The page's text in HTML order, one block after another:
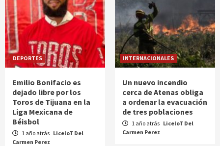
DEPORTES
Emilio Bonifacio es
dejado libre por los
Toros de Tijuana en la
Liga Mexicana de
Béisbol
1 año atrás LiceloT Del
Carmen Perez
INTERNACIONALES
Un nuevo incendio
cerca de Atenas obliga
a ordenar la evacuación
de tres poblaciones
1 año atrás LiceloT Del
Carmen Perez